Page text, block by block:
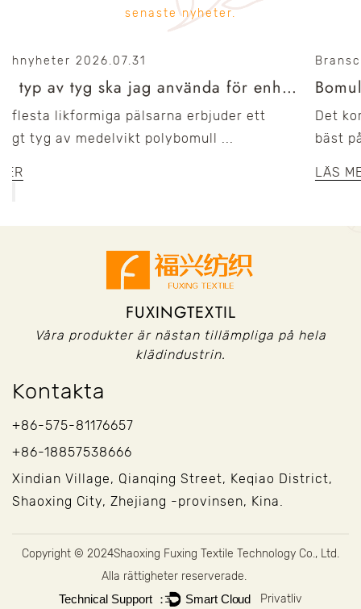
senaste nyheter.
Branschnyheter 2026.07.17
Bomull, linne eller ullblandning: vilket kostymtyg hanterar fukt bäst?
Det korta svaret Bland de tre, linne klarar fukten
bäst på grund a...
LÄS MER
FUXINGTEXTIL
Våra produkter är nästan tillämpliga på hela
klädindustrin.
Kontakta
+86-575-81176657
+86-18857538666
Xindian Village, Qianqing Street, Keqiao District,
Shaoxing City, Zhejiang -provinsen, Kina.
Copyright © 2024Shaoxing Fuxing Textile Technology Co., Ltd.
Alla rättigheter reserverade.
Technical Support ： Smart Cloud Privatliv